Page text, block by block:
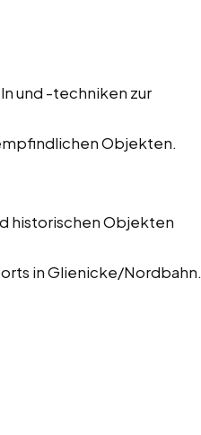
und -techniken zur
Objekten.
historischen Objekten
in Glienicke/Nordbahn.